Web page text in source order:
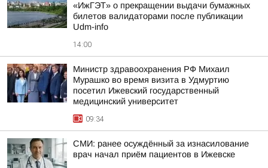
«ИжГЭТ» о прекращении выдачи бумажных
билетов валидаторами после публикации
Udm-info
14:00
Министр здравоохранения РФ Михаил
Мурашко во время визита в Удмуртию
посетил Ижевский государственный
медицинский университет
09:34
СМИ: ранее осуждённый за изнасилование
врач начал приём пациентов в Ижевске